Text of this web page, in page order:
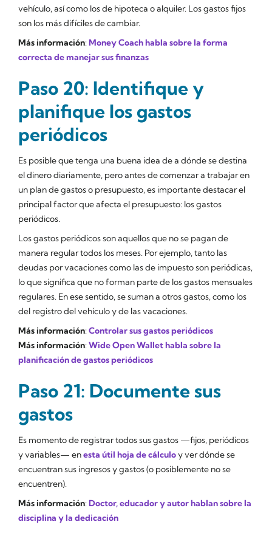
vehículo, así como los de hipoteca o alquiler. Los gastos fijos
son los más difíciles de cambiar.
Más información: Money Coach habla sobre la forma
correcta de manejar sus finanzas
Paso 20: Identifique y
planifique los gastos
periódicos
Es posible que tenga una buena idea de a dónde se destina
el dinero diariamente, pero antes de comenzar a trabajar en
un plan de gastos o presupuesto, es importante destacar el
principal factor que afecta el presupuesto: los gastos
periódicos.
Los gastos periódicos son aquellos que no se pagan de
manera regular todos los meses. Por ejemplo, tanto las
deudas por vacaciones como las de impuesto son periódicas,
lo que significa que no forman parte de los gastos mensuales
regulares. En ese sentido, se suman a otros gastos, como los
del registro del vehículo y de las vacaciones.
Más información: Controlar sus gastos periódicos
Más información: Wide Open Wallet habla sobre la
planificación de gastos periódicos
Paso 21: Documente sus
gastos
Es momento de registrar todos sus gastos —fijos, periódicos
y variables— enesta útil hoja de cálculoy ver dónde se
encuentran sus ingresos y gastos (o posiblemente no se
encuentren).
Más información: Doctor, educador y autor hablan sobre la
disciplina y la dedicación